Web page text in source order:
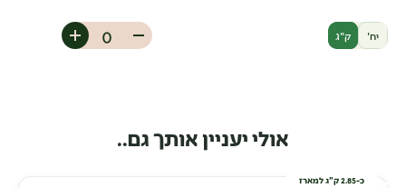
יח' ק"ג
אולי יעניין אותך גם..
כ-2.85 ק"ג למארז